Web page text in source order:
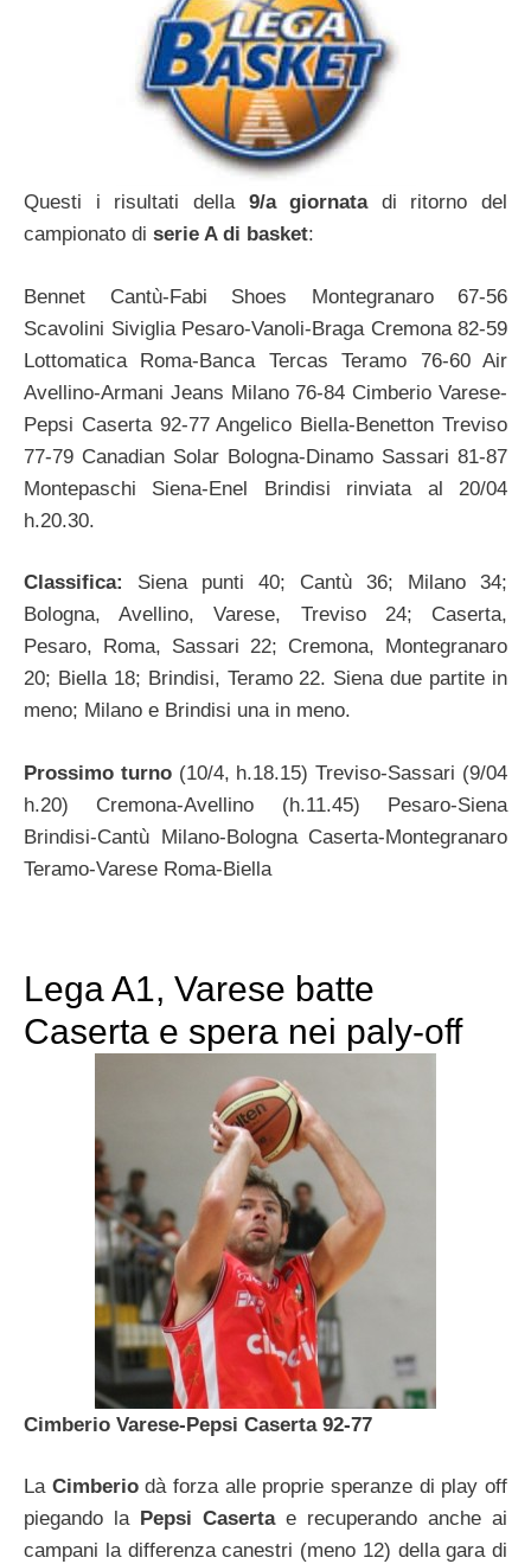
Questi i risultati della 9/a giornatadi ritorno del
campionato di serie A di basket:
Bennet Cantù-Fabi Shoes Montegranaro 67-56
Scavolini Siviglia Pesaro-Vanoli-Braga Cremona 82-59
Lottomatica Roma-Banca Tercas Teramo 76-60 Air
Avellino-Armani Jeans Milano 76-84 Cimberio Varese-
Pepsi Caserta 92-77 Angelico Biella-Benetton Treviso
77-79 Canadian Solar Bologna-Dinamo Sassari 81-87
Montepaschi Siena-Enel Brindisi rinviata al 20/04
h.20.30.
Classifica:
Siena punti 40; Cantù 36; Milano 34;
Bologna, Avellino, Varese, Treviso 24; Caserta,
Pesaro, Roma, Sassari 22; Cremona, Montegranaro
20; Biella 18; Brindisi, Teramo 22. Siena due partite in
meno; Milano e Brindisi una in meno.
Prossimo turno(10/4, h.18.15) Treviso-Sassari (9/04
h.20) Cremona-Avellino (h.11.45) Pesaro-Siena
Brindisi-Cantù Milano-Bologna Caserta-Montegranaro
Teramo-Varese Roma-Biella
Lega A1, Varese batte
Caserta e spera nei paly-off
Cimberio Varese-Pepsi Caserta 92-77
La Cimberiodà forza alle proprie speranze di play off
piegando la Pepsi Casertae recuperando anche ai
campani la differenza canestri (meno 12) della gara di